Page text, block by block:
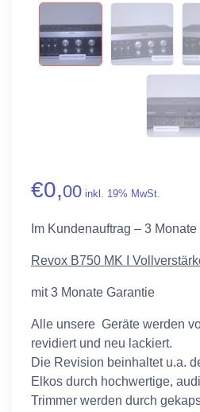
€0,00 inkl. 19% MwSt.
Im Kundenauftrag – 3
Revox B750 MK I
mit 3 Monate Garantie
Alle unsere Geräte werden
revidiert und neu lackiert.
Die Revision beinhaltet u.a.
Elkos durch hochwertige,
Trimmer werden durch